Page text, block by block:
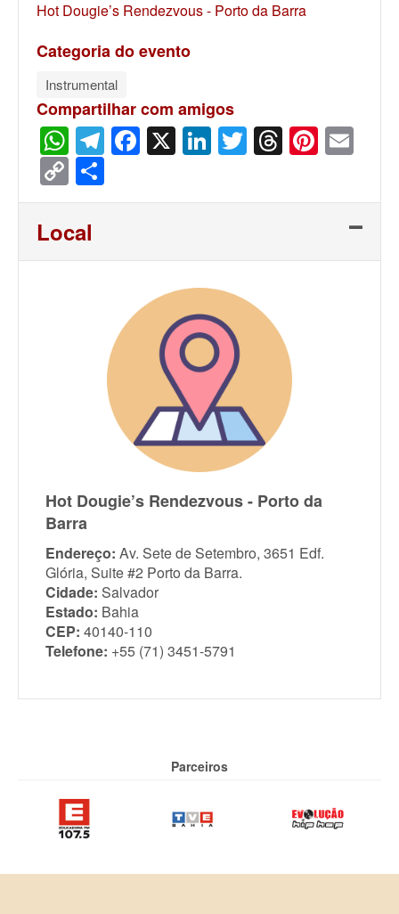
Hot Dougie’s Rendezvous - Porto da Barra
Categoria do evento
Instrumental
Compartilhar com amigos
WhatsApp
Telegram
Facebook
X LinkedIn
Twitter
Threads
Copy
Link
Local
Hot Dougie’s Rendezvous - Porto da
Barra
Endereço: Av. Sete de Setembro, 3651 Edf.
Glória, Suite #2 Porto da Barra.
Cidade: Salvador
Estado: Bahia
CEP: 40140-110
Telefone: +55 (71) 3451-5791
Parceiros